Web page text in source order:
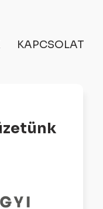
KAPCSOLAT